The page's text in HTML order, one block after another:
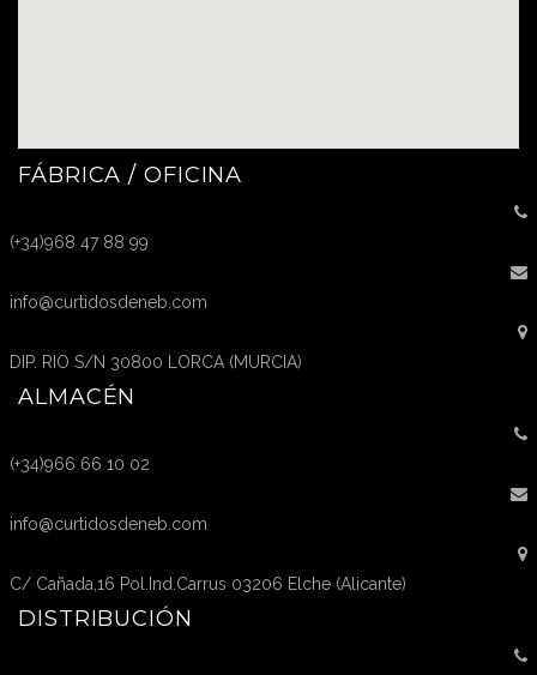
FÁBRICA / OFICINA
(+34)968 47 88 99
info@curtidosdeneb.com
DIP. RIO S/N 30800 LORCA (MURCIA)
ALMACÉN
(+34)966 66 10 02
info@curtidosdeneb.com
C/ Cañada,16 Pol.Ind.Carrus 03206 Elche (Alicante)
DISTRIBUCIÓN